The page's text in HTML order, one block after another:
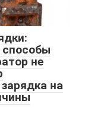
не
на